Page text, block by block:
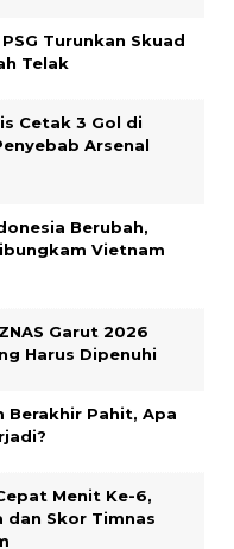
Turunkan Skuad
Telak
Cetak 3 Gol di
Arsenal
Berubah,
Vietnam
Garut 2026
Harus Dipenuhi
Berakhir Pahit, Apa
Menit Ke-6,
dan Skor Timnas